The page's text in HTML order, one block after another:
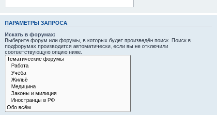
ПАРАМЕТРЫ ЗАПРОСА
Искать в форумах:
Выберите форум или форумы, в которых будет произведён поиск. Поиск в
подфорумах производится автоматически, если вы не отключили
соответствующую опцию ниже.